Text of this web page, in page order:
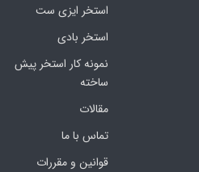
استخر ایزی ست
استخر بادی
نمونه کار استخر پیش
ساخته
مقالات
تماس با ما
قوانین و مقررات